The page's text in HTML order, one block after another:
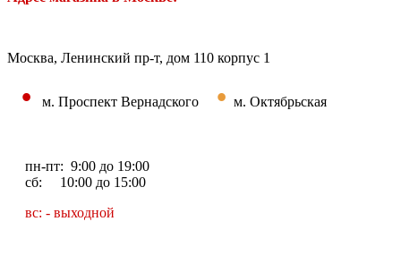
Москва, Ленинский пр-т, дом 110 корпус 1
• м. Проспект Вернадского • м. Октябрьская
пн-пт: 9:00 до 19:00
сб: 10:00 до 15:00
вс: - выходной